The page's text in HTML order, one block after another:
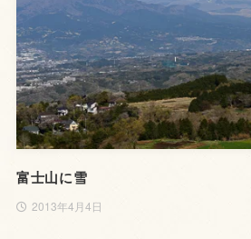
富士山に雪
2013年4月4日